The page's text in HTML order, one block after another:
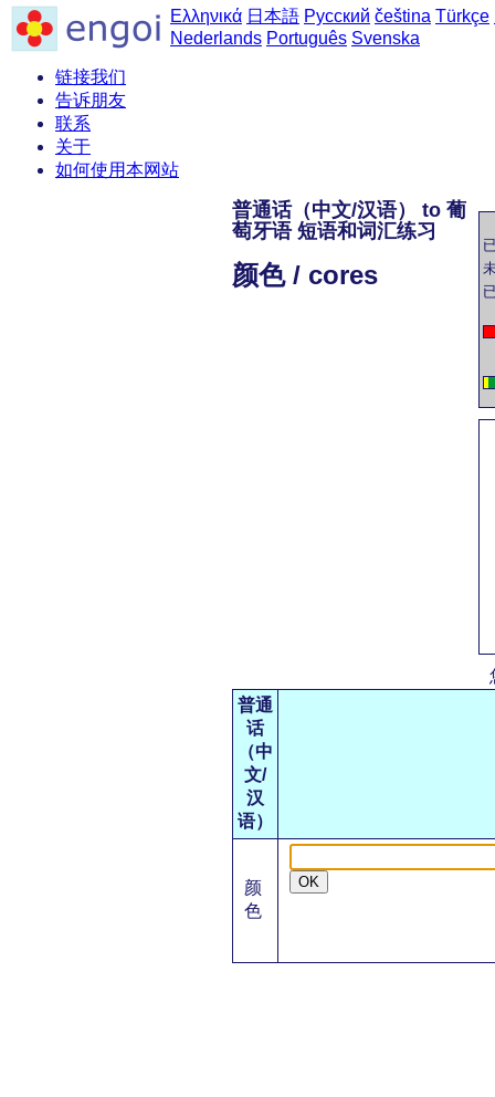
Ελληνικά 日本語 Русский čeština Türkçe
Nederlands Português Svenska
链接我们
告诉朋友
联系
关于
如何使用本网站
普通话（中文/汉语） to 葡
萄牙语 短语和词汇练习
颜色 / cores
普通
话
（中
文/
汉
语）
颜
色
OK